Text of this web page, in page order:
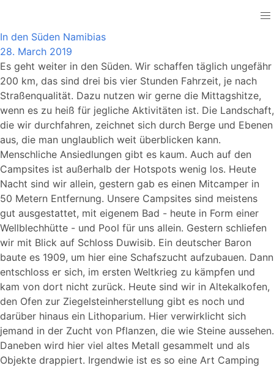
In den Süden Namibias
28. March 2019
Es geht weiter in den Süden. Wir schaffen täglich ungefähr
200 km, das sind drei bis vier Stunden Fahrzeit, je nach
Straßenqualität. Dazu nutzen wir gerne die Mittagshitze,
wenn es zu heiß für jegliche Aktivitäten ist. Die Landschaft,
die wir durchfahren, zeichnet sich durch Berge und Ebenen
aus, die man unglaublich weit überblicken kann.
Menschliche Ansiedlungen gibt es kaum. Auch auf den
Campsites ist außerhalb der Hotspots wenig los. Heute
Nacht sind wir allein, gestern gab es einen Mitcamper in
50 Metern Entfernung. Unsere Campsites sind meistens
gut ausgestattet, mit eigenem Bad - heute in Form einer
Wellblechhütte - und Pool für uns allein. Gestern schliefen
wir mit Blick auf Schloss Duwisib. Ein deutscher Baron
baute es 1909, um hier eine Schafszucht aufzubauen. Dann
entschloss er sich, im ersten Weltkrieg zu kämpfen und
kam von dort nicht zurück. Heute sind wir in Altekalkofen,
den Ofen zur Ziegelsteinherstellung gibt es noch und
darüber hinaus ein Lithoparium. Hier verwirklicht sich
jemand in der Zucht von Pflanzen, die wie Steine aussehen.
Daneben wird hier viel altes Metall gesammelt und als
Objekte drappiert. Irgendwie ist es so eine Art Camping